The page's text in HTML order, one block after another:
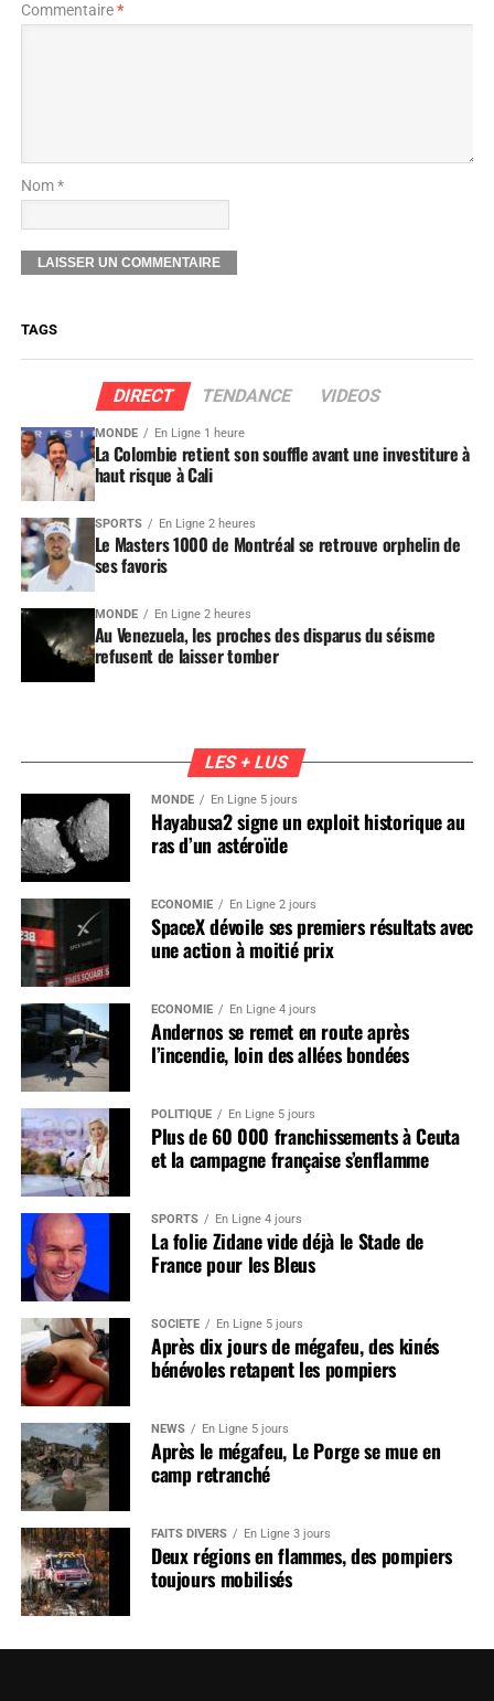
Commentaire*
Nom *
TAGS
DIRECT TENDANCE VIDEOS
MONDE En Ligne 1 heure
La Colombie retient son souffle avant une investiture à
haut risque à Cali
SPORTS En Ligne 2 heures
Le Masters 1000 de Montréal se retrouve orphelin de
ses favoris
MONDE En Ligne 2 heures
Au Venezuela, les proches des disparus du séisme
refusent de laisser tomber
LES + LUS
MONDE En Ligne 5 jours
Hayabusa2 signe un exploit historique au
ras d’un astéroïde
ÉCONOMIE En Ligne 2 jours
SpaceX dévoile ses premiers résultats avec
une action à moitié prix
ÉCONOMIE En Ligne 4 jours
Andernos se remet en route après
l’incendie, loin des allées bondées
POLITIQUE En Ligne 5 jours
Plus de 60 000 franchissements à Ceuta
et la campagne française s’enflamme
SPORTS En Ligne 4 jours
La folie Zidane vide déjà le Stade de
France pour les Bleus
SOCIÉTÉ En Ligne 5 jours
Après dix jours de mégafeu, des kinés
bénévoles retapent les pompiers
NEWS En Ligne 5 jours
Après le mégafeu, Le Porge se mue en
camp retranché
FAITS DIVERS En Ligne 3 jours
Deux régions en flammes, des pompiers
toujours mobilisés